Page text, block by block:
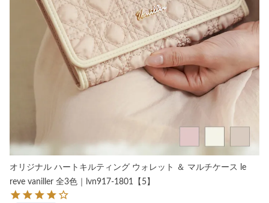
オリジナル ハートキルティング ウォレット ＆ マルチケース le
reve vaniller 全3色｜lvn917-1801【5】